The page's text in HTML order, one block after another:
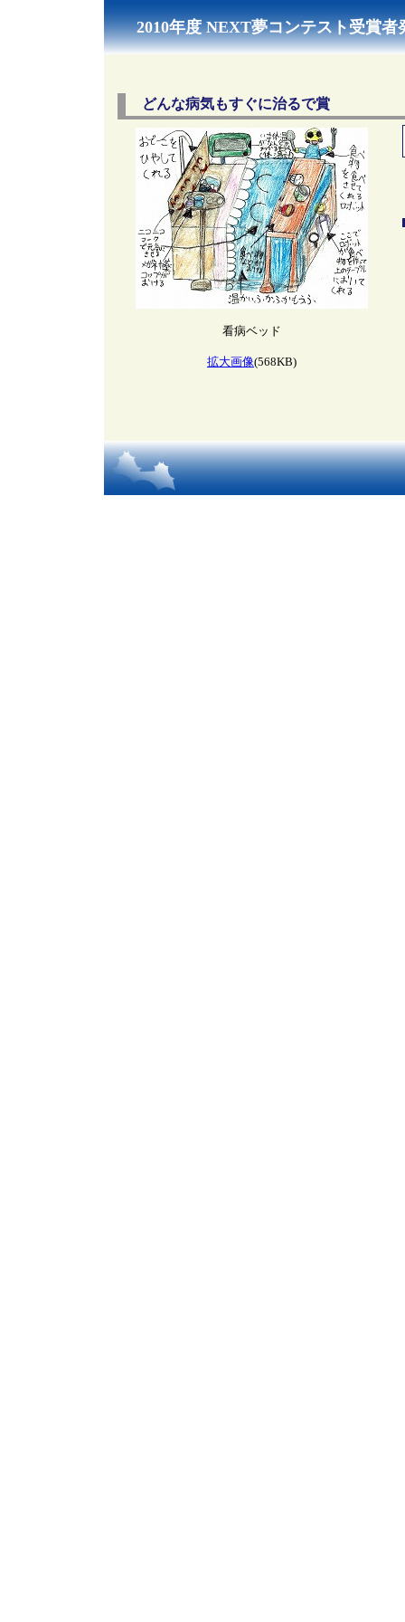
2010年度 NEXT夢コンテスト受賞者
どんな病気もすぐに治るで賞
看病ベッド
拡大画像(568KB)